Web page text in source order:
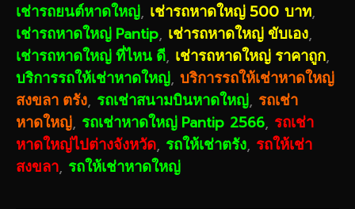
เช่ารถยนต์หาดใหญ่, เช่ารถหาดใหญ่ 500 บาท,
เช่ารถหาดใหญ่ Pantip, เช่ารถหาดใหญ่ ขับเอง,
เช่ารถหาดใหญ่ ที่ไหน ดี, เช่ารถหาดใหญ่ ราคาถูก,
บริการรถให้เช่าหาดใหญ่, บริการรถให้เช่าหาดใหญ่
สงขลา ตรัง, รถเช่าสนามบินหาดใหญ่, รถเช่า
หาดใหญ่, รถเช่าหาดใหญ่ Pantip 2566, รถเช่า
หาดใหญ่ไปต่างจังหวัด, รถให้เช่าตรัง, รถให้เช่า
สงขลา, รถให้เช่าหาดใหญ่